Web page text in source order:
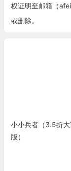
权证明至邮箱（
或删除。
小小兵者（3.5折
版）